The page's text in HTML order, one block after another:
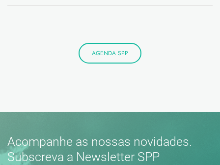
AGENDA SPP
Acompanhe as nossas novidades.
Subscreva a Newsletter SPP